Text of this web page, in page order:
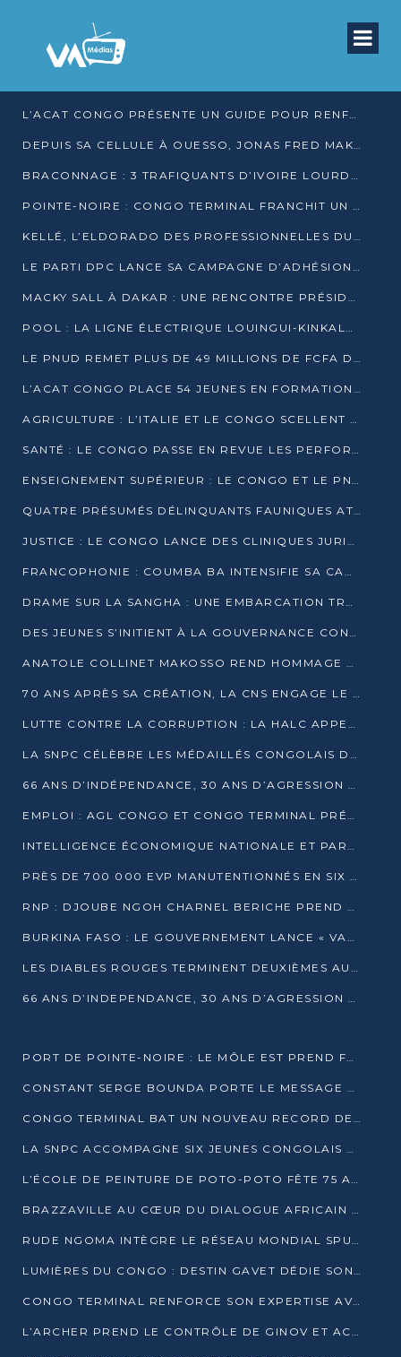
L’ACAT CONGO PRÉSENTE UN GUIDE POUR RENFORCER LES GARANTIES JUDICIAIRES EN GARDE À VUE
DEPUIS SA CELLULE À OUESSO, JONAS FRED MAKITA DÉNONCE CE QU’IL QUALIFIE DE DÉNI DE JUSTICE
BRACONNAGE : 3 TRAFIQUANTS D’IVOIRE LOURDEMENT CONDAMNÉS À DJAMBALA
POINTE-NOIRE : CONGO TERMINAL FRANCHIT UN CAP HISTORIQUE AVEC 99 MOUVEMENTS/HEURE
KELLÉ, L’ELDORADO DES PROFESSIONNELLES DU SEXE
LE PARTI DPC LANCE SA CAMPAGNE D’ADHÉSIONS ET VEUT STRUCTURER SA PRÉSENCE DANS LES 15 DÉPARTEMENTS
MACKY SALL À DAKAR : UNE RENCONTRE PRÉSIDENTIELLE QUI DIVISE L’OPINION SÉNÉGALAISE
POOL : LA LIGNE ÉLECTRIQUE LOUINGUI-KINKALA-BOKO MISE EN SERVICE
LE PNUD REMET PLUS DE 49 MILLIONS DE FCFA D’ÉQUIPEMENTS POUR ACCÉLÉRER LA NUMÉRISATION DU SYSTÈME DE SANTÉ
L’ACAT CONGO PLACE 54 JEUNES EN FORMATION PROFESSIONNELLE
AGRICULTURE : L’ITALIE ET LE CONGO SCELLENT UN PARTENARIAT POUR UNE PRODUCTION LOCALE DURABLE
SANTÉ : LE CONGO PASSE EN REVUE LES PERFORMANCES DE SES HÔPITAUX À MI-PARCOURS
ENSEIGNEMENT SUPÉRIEUR : LE CONGO ET LE PNUD VEULENT RAPPROCHER LA FORMATION UNIVERSITAIRE DES BESOINS DU MARCHÉ DE L’EMPLOI
QUATRE PRÉSUMÉS DÉLINQUANTS FAUNIQUES ATTENDUS DEVANT LA JUSTICE POUR TRAFIC D’IVOIRE
JUSTICE : LE CONGO LANCE DES CLINIQUES JURIDIQUES POUR RAPPROCHER LE DROIT DES CITOYENS
FRANCOPHONIE : COUMBA BA INTENSIFIE SA CAMPAGNE POUR LA SUCCESSION À LA TÊTE DE L’OIF
DRAME SUR LA SANGHA : UNE EMBARCATION TRANSPORTANT DES FIDÈLES DE « NZAMBÉ YA L’HUILE » FAIT NAUFRAGE À OUESSO
DES JEUNES S’INITIENT À LA GOUVERNANCE CONTINENTALE À BRAZZAVILLE
ANATOLE COLLINET MAKOSSO REND HOMMAGE À JEAN-PAUL PIGASSE
70 ANS APRÈS SA CRÉATION, LA CNS ENGAGE LE VIRAGE DE LA DIGITALISATION
LUTTE CONTRE LA CORRUPTION : LA HALC APPELLE À PASSER DES DISCOURS AUX ACTES
LA SNPC CÉLÈBRE LES MÉDAILLÉS CONGOLAIS DES OLYMPIADES PANAFRICAINES DE MATHÉMATIQUES 2026
66 ANS D’INDÉPENDANCE, 30 ANS D’AGRESSION RWANDAISE : 4 PRÉSIDENCES, UN ÉCHEC COLLECTIF
EMPLOI : AGL CONGO ET CONGO TERMINAL PRÉSÉLECTIONNENT PLUS DE 70 JEUNES À POINTE-NOIRE
INTELLIGENCE ÉCONOMIQUE NATIONALE ET PARTENARIATS INTERNATIONAUX : VERS UNE DOCTRINE SOUVERAINE DE SÉCURITÉ ÉCONOMIQUE
PRÈS DE 700 000 EVP MANUTENTIONNÉS EN SIX MOIS PAR CONGO TERMINAL
RNP : DJOUBE NGOH CHARNEL BERICHE PREND LES RÊNES DU PARTI
BURKINA FASO : LE GOUVERNEMENT LANCE « VACANCES UTILES 2026 » POUR FORMER LES ÉLÈVES À 15 MÉTIERS
LES DIABLES ROUGES TERMINENT DEUXIÈMES AU CHAMPIONNAT D’AFRIQUE ZONE 3
66 ANS D’INDEPENDANCE, 30 ANS D’AGRESSION RWAN DAISE : 4 PRESIDENCES, UN ECHEC COLLECTIF
PORT DE POINTE-NOIRE : LE MÔLE EST PREND FORME ET VISE LES GÉANTS DES MERS
CONSTANT SERGE BOUNDA PORTE LE MESSAGE DE COMPASSION DE DENIS SASSOU NGUESSO EN IRAN
CONGO TERMINAL BAT UN NOUVEAU RECORD DE PRODUCTIVITÉ AU PORT DE POINTE-NOIRE
LA SNPC ACCOMPAGNE SIX JEUNES CONGOLAIS AUX OLYMPIADES PANAFRICAINES DE MATHÉMATIQUES
L’ÉCOLE DE PEINTURE DE POTO-POTO FÊTE 75 ANS AU SERVICE DE L’ART CONGOLAIS
BRAZZAVILLE AU CŒUR DU DIALOGUE AFRICAIN SUR LES OBJECTIFS DE DÉVELOPPEMENT DURABLE
RUDE NGOMA INTÈGRE LE RÉSEAU MONDIAL SPUTNIK PRO APRÈS UNE FORMATION À MOSCOU
LUMIÈRES DU CONGO : DESTIN GAVET DÉDIE SON PRIX À L’UNITÉ NATIONALE ET À LA JEUNESSE
CONGO TERMINAL RENFORCE SON EXPERTISE AVEC NEUF NOUVEAUX FORMATEURS EN ENGINS PORTUAIRES
L’ARCHER PREND LE CONTRÔLE DE GINOV ET ACCÉLÈRE SON VIRAGE NUMÉRIQUE